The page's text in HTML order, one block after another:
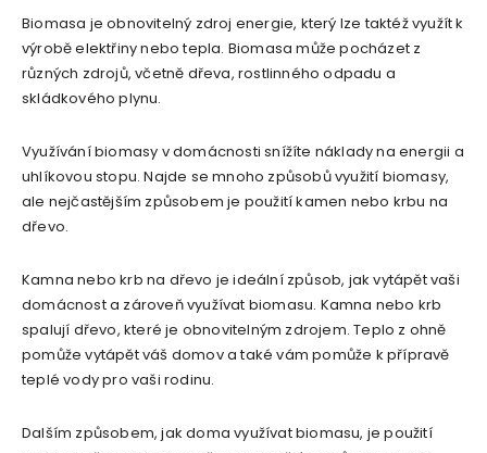
Biomasa je obnovitelný zdroj energie, který lze taktéž využít k
výrobě elektřiny nebo tepla. Biomasa může pocházet z
různých zdrojů, včetně dřeva, rostlinného odpadu a
skládkového plynu.
Využívání biomasy v domácnosti snížíte náklady na energii a
uhlíkovou stopu. Najde se mnoho způsobů využití biomasy,
ale nejčastějším způsobem je použití kamen nebo krbu na
dřevo.
Kamna nebo krb na dřevo je ideální způsob, jak vytápět vaši
domácnost a zároveň využívat biomasu. Kamna nebo krb
spalují dřevo, které je obnovitelným zdrojem. Teplo z ohně
pomůže vytápět váš domov a také vám pomůže k přípravě
teplé vody pro vaši rodinu.
Dalším způsobem, jak doma využívat biomasu, je použití